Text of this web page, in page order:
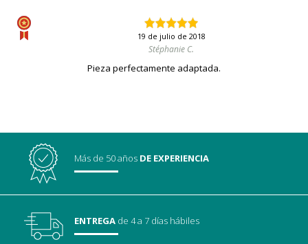
19 de julio de 2018
Stéphanie C.
Pieza perfectamente adaptada.
Más de 50 años DE EXPERIENCIA
ENTREGA de 4 a 7 días hábiles